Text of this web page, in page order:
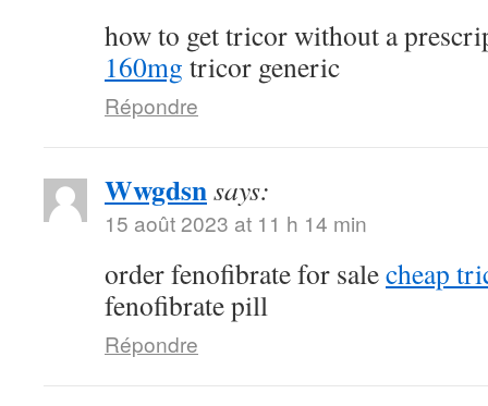
how to get tricor without a
160mg tricor generic
Répondre
Wwgdsnsays:
15 août 2023 at 11 h 14 min
order fenofibrate for salecheap
fenofibrate pill
Répondre